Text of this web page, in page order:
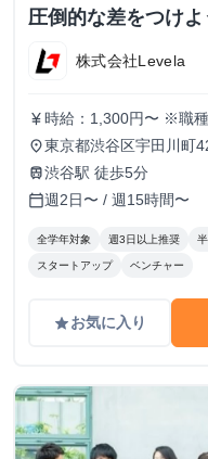
圧倒的な差をつけよ
株式会社Levela
currency_yen 時給：1,300円〜 ※職
place東京都渋谷区宇田川町
train渋谷駅 徒歩5分
calendar_today週2日〜 / 週15時間〜
全学年対象 週3日以上推奨
スタートアップ ベンチャー
gradeお気に入り